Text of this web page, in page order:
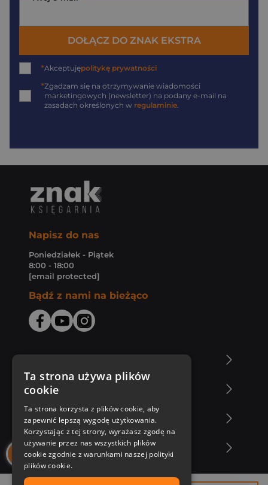
DOŁĄCZ DO ZNAK EKSTRA
*Akceptujępolitykę prywatności
*Zgadzam się na otrzymywanie wiadomości
marketingowych (newsletter) na podany e-mail na
zasadach określonych w regulaminie.
Napisz do nas
Poniedziałek - Piątek
8:00 - 18:00
[email protected]
Bądź z nami na bieżąco
Zakupy u nas
Nasza oferta
Nasi autorzy
Ta strona używa plików
cookie
Ta strona korzysta z plików cookie, aby
zapewnić lepszą wygodę użytkowania.
Korzystając z tej strony, wyrażasz zgodę na
używanie przez nas wszystkich plików
cookie zgodnie z warunkami naszej polityki
plików cookie.